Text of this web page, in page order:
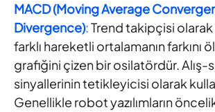
MACD (Moving Average
Divergence):Trend takipçisi
farklı hareketli ortalamanın farkını
grafiğini çizen bir osilatördür. Alış-
sinyallerinin tetikleyicisi olarak
Genellikle robot yazılımların